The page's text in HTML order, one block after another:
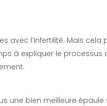
avec l’infertilité. Mais cela
à expliquer le
une bien meilleure épaule